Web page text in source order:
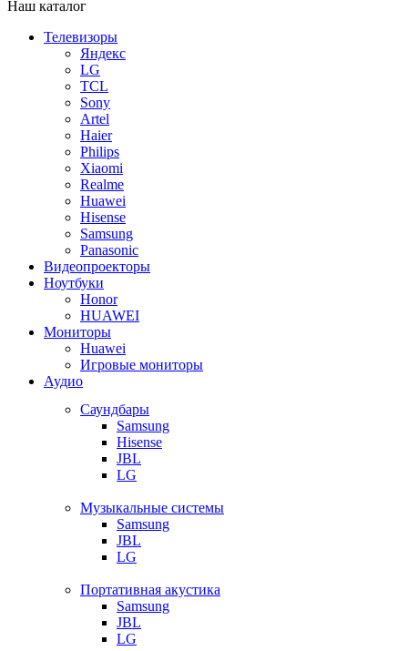
Наш каталог
Телевизоры
Яндекс
LG
TCL
Sony
Artel
Haier
Philips
Xiaomi
Realme
Huawei
Hisense
Samsung
Panasonic
Видеопроекторы
Ноутбуки
Honor
HUAWEI
Мониторы
Huawei
Игровые мониторы
Аудио
Саундбары
Samsung
Hisense
JBL
LG
Музыкальные системы
Samsung
JBL
LG
Портативная акустика
Samsung
JBL
LG